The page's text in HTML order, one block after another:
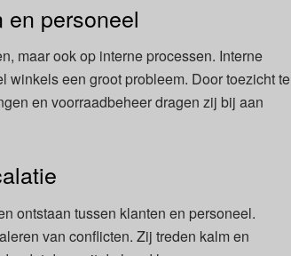
en personeel
maar ook op interne processen. Interne
winkels een groot probleem. Door toezicht te
en voorraadbeheer dragen zij bij aan
ontstaan tussen klanten en personeel.
van conflicten. Zij treden kalm en